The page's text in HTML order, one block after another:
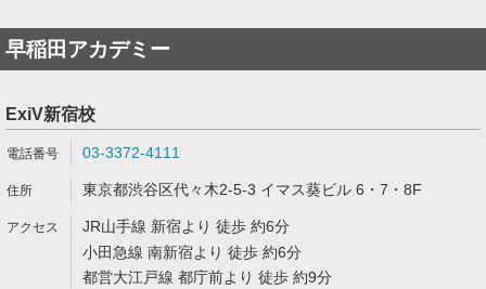
早稲田アカデミー
ExiV新宿校
03-3372-4111
東京都渋谷区代々木2-5-3 イマス葵ビル 6・7・8F
JR山手線 新宿より 徒歩 約6分
小田急線 南新宿より 徒歩 約6分
都営大江戸線 都庁前より 徒歩 約9分